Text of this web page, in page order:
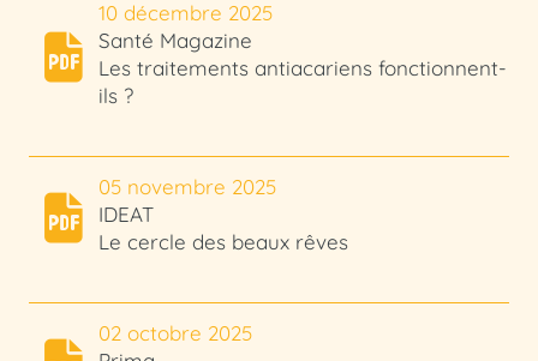
10 décembre 2025
Santé Magazine
Les traitements antiacariens fonctionnent-
ils ?
05 novembre 2025
IDEAT
Le cercle des beaux rêves
02 octobre 2025